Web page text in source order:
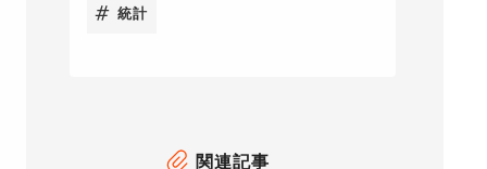
統計
関連記事